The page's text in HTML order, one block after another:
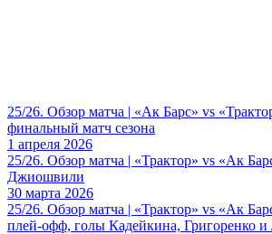
25/26. Обзор матча | «Ак Барс» vs
финальный матч сезона
1 апреля 2026
25/26. Обзор матча | «Трактор» vs «Ак
Джиошвили
30 марта 2026
25/26. Обзор матча | «Трактор» vs «Ак
плей-офф, голы Кадейкина, Григоренко